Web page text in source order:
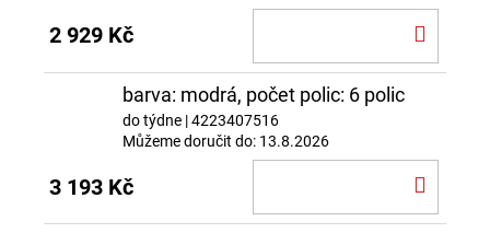
2 929 Kč
barva: modrá, počet polic: 6 polic
do týdne | 4223407516
Můžeme doručit do: 13.8.2026
3 193 Kč